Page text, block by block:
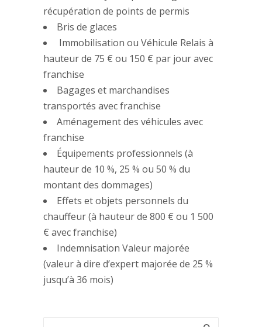
récupération de points de permis
Bris de glaces
Immobilisation ou Véhicule Relais à
hauteur de 75 € ou 150 € par jour avec
franchise
Bagages et marchandises
transportés avec franchise
Aménagement des véhicules avec
franchise
Équipements professionnels (à
hauteur de 10 %, 25 % ou 50 % du
montant des dommages)
Effets et objets personnels du
chauffeur (à hauteur de 800 € ou 1 500
€ avec franchise)
Indemnisation Valeur majorée
(valeur à dire d’expert majorée de 25 %
jusqu’à 36 mois)